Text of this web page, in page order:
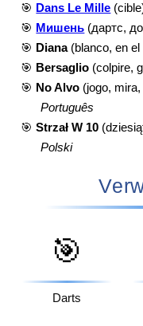
🎯 Dans Le Mille
🎯 Мишень (дартс,
🎯 Diana(blanco, en
🎯 Bersaglio (colpire,
🎯 No Alvo (jogo,
Português
🎯 Strzał W 10
Polski
🎯
Darts